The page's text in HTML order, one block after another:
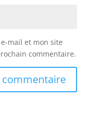
mail et mon site
commentaire.